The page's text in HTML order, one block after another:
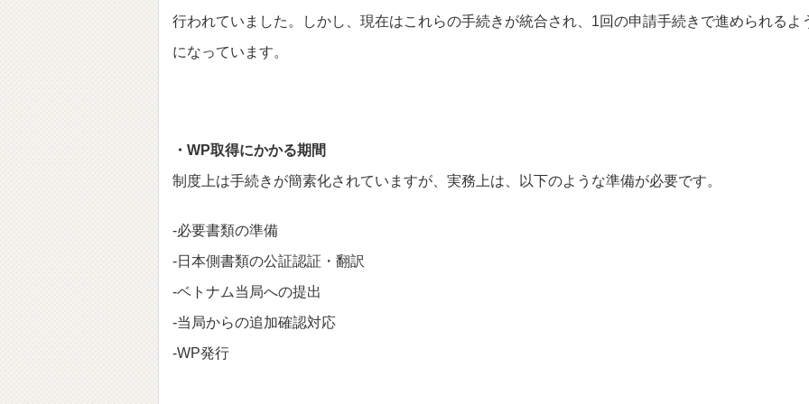
行われていました。
しかし、現在はこれらの手続きが統合され、1回の申請手続きで進められるよ
になっています。
・WP取得にかかる期間
制度上は手続きが簡素化されていますが、実務上は、以下のような準備が必要です。
-必要書類の準備
-日本側書類の公証認証・翻訳
-ベトナム当局への提出
-当局からの追加確認対応
-WP発行